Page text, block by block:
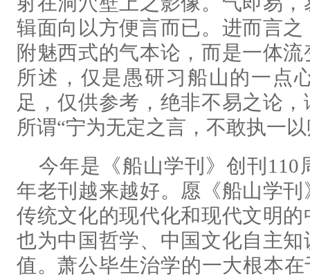
辑面向以方便言而已。进而言
附魅西式的气本论，而是一体
所述，仅是愚研习船山的一点
足，仅供参考，绝非不易之论
所谓“宁为无定之言，不敢执一
今年是《船山学刊》创刊
年老刊越来越好。愿《船山学
传统文化的现代化和现代文明
也为中国哲学、中国文化自主
值。萧公毕生治学的一大根本